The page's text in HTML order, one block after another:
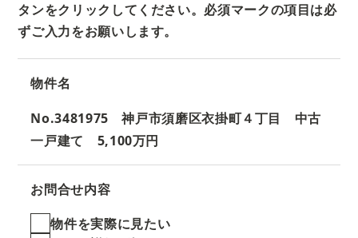
タンをクリックしてください。 必須マークの項目は必
ずご入力をお願いします。
物件名
No.3481975 神戸市須磨区衣掛町４丁目 中古
一戸建て 5,100万円
お問合せ内容
物件を実際に見たい